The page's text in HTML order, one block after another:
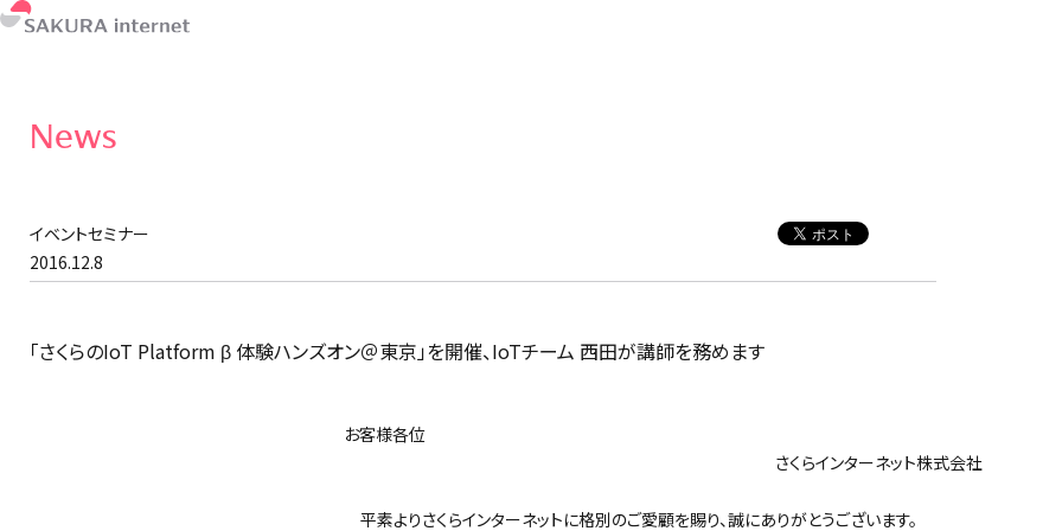
News
イベントセミナー
2016.12.8
「さくらのIoT Platform β 体験ハンズオン＠東京」を開催、IoTチーム 西田が講師を務めます
お客様各位
さくらインターネット株式会社
平素よりさくらインターネットに格別のご愛顧を賜り、誠にありがとうございます。